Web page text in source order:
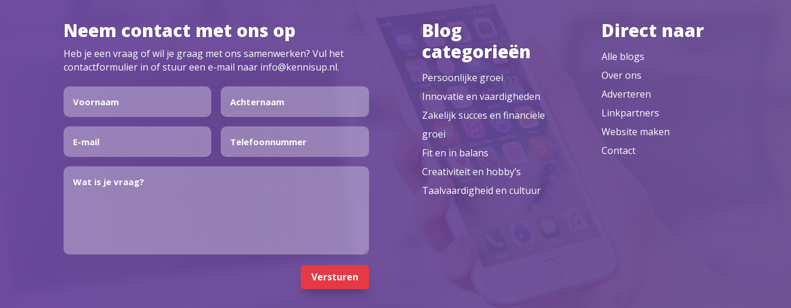
Neem contact met ons op
Heb je een vraag of wil je graag met ons samenwerken? Vul het
contactformulier in of stuur een e-mail naar info@kennisup.nl.
Versturen
Blog
categorieën
Persoonlijke groei
Innovatie en vaardigheden
Zakelijk succes en financiële
groei
Fit en in balans
Creativiteit en hobby’s
Taalvaardigheid en cultuur
Direct naar
Alle blogs
Over ons
Adverteren
Linkpartners
Website maken
Contact